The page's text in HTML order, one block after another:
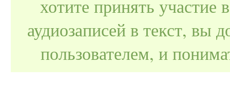
хотите принять
аудиозаписей в текст, вы
пользователем, и